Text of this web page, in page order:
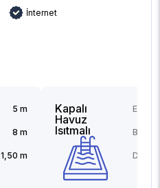
İnternet
5 m
8 m
1,50 m
Kapalı
Havuz
Isıtmalı
En
Boy